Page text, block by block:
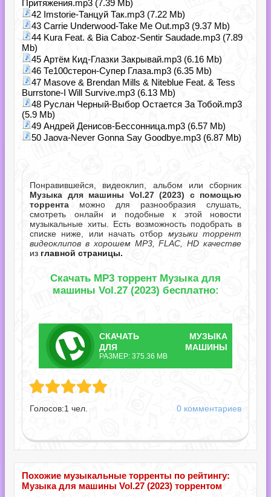
Притяжения.mp3 (7.39 Mb)
42 Imstorie-Танцуй Так.mp3 (7.22 Mb)
43 Carrie Underwood-Take Me Out.mp3 (9.37 Mb)
44 Kura Feat. & Bia Caboz-Sentir Saudade.mp3 (7.89
Mb)
45 Артём Кид-Глазки Закрывай.mp3 (6.16 Mb)
46 Те100стерон-Супер Глаза.mp3 (6.35 Mb)
47 Masove & Brendan Mills & Niteblue Feat. & Tess
Burrstone-I Will Survive.mp3 (6.13 Mb)
48 Руслан Черный-Выбор Остается За Тобой.mp3
(5.9 Mb)
49 Андрей Денисов-Бессонница.mp3 (6.57 Mb)
50 Jaova-Never Gonna Say Goodbye.mp3 (6.87 Mb)
Понравившейся, видеоклип, альбом или сборник
Музыка для машины Vol.27 (2023) с помощью
торрента можно для разнообразия слушать,
смотреть онлайн и подобные к этой новости
музыкальные хиты. Есть возможность подобрать в
списке ниже, или начать отбор музыки торрент
видеоклипов в хорошем MP3, FLAC, HD качестве
из главной страницы.
Скачать MP3 торрент Музыка для
машины Vol.27 (2023) бесплатно:
СКАЧАТЬ
ТОРРЕНТ
МУЗЫКА
ДЛЯ МАШИНЫ
VOL.27.TORRENT
РАЗМЕР: 375.36 MB
Vol.27.torrent
Голосов:1 чел. 0 комментариев
Похожие музыкальные торренты по рейтингу:
Музыка для машины Vol.27 (2023) торрентом